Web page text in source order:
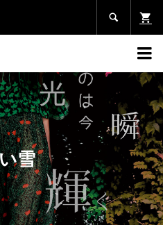


雪